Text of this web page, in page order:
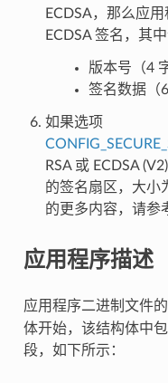
ECDSA，那么应
ECDSA 签名，其中
版本号（4
签名数据（
如果选项
RSA 或 ECDSA
的签名扇区，大小
的更多内容，请参
应用程序描述
应用程序二进制文件的
体开始，该结构体中
段，如下所示：